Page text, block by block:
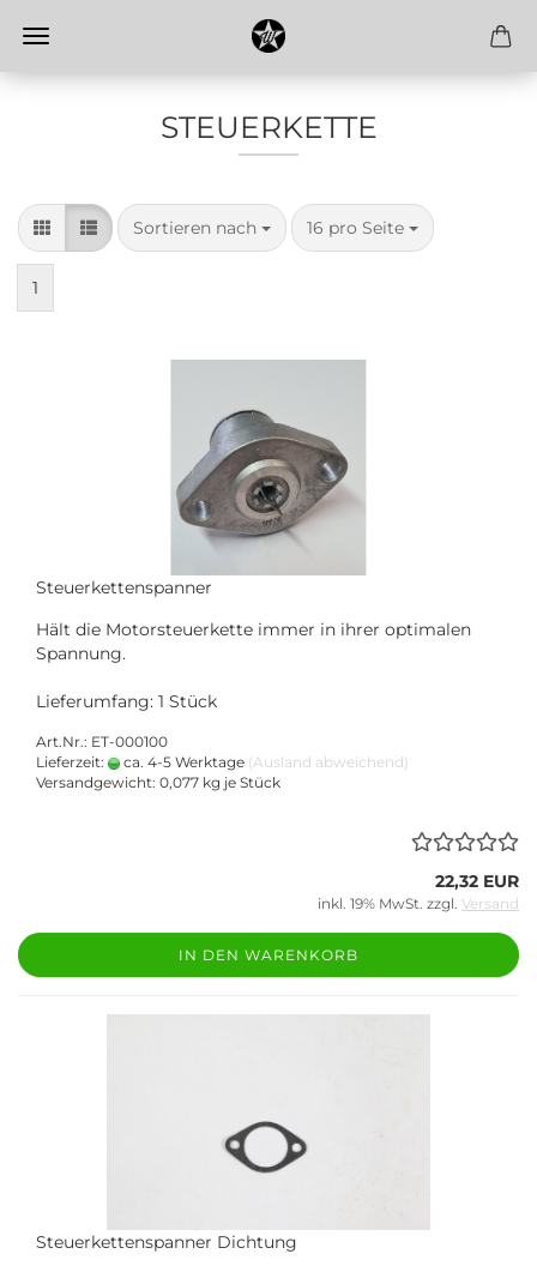
STEUERKETTE
Sortieren nach
Sortieren nach 16 pro Seite
pro Seite
1
Steuerkettenspanner
Hält die Motorsteuerkette immer in ihrer optimalen
Spannung.
Lieferumfang: 1 Stück
Art.Nr.: ET-000100
Lieferzeit:
ca. 4-5 Werktage (Ausland abweichend)
Versandgewicht: 0,077 kg je Stück
22,32 EUR
inkl. 19% MwSt. zzgl. Versand
IN DEN WARENKORB
Steuerkettenspanner Dichtung